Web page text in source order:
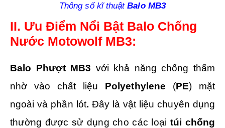
Thông số kĩ thuậtBalo MB3
II. Ưu Điểm Nổi Bật Balo Chống
Nước Motowolf MB3:
Balo Phượt MB3 với khả năng chống thấm
nhờ vào chất liệu Polyethylene (PE)
mặt
ngoài và phần lót. Đây là vật liệu chuyên dụng
thường được sử dụng cho các loại túi chống